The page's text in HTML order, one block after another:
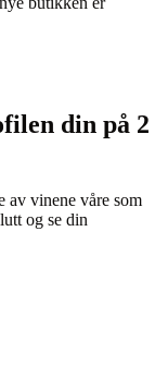
din på 2
av vinene våre som
og se din